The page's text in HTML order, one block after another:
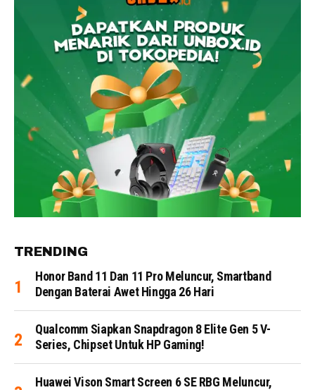
TRENDING
Honor Band 11 Dan 11 Pro Meluncur, Smartband
Dengan Baterai Awet Hingga 26 Hari
Qualcomm Siapkan Snapdragon 8 Elite Gen 5 V-
Series, Chipset Untuk HP Gaming!
Huawei Vison Smart Screen 6 SE RBG Meluncur,